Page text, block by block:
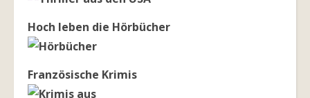
Hoch leben die Hörbücher
Französische Krimis